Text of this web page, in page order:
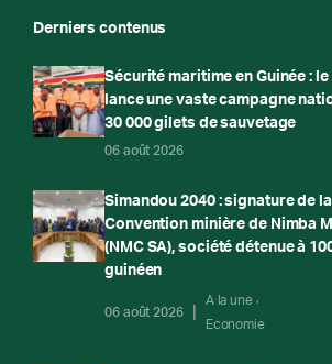
Derniers contenus
Sécurité maritime en Guinée :
lance une vaste campagne
30 000 gilets de sauvetage
06 août 2026
Simandou 2040 : signature de
Convention minière de Nimba
(NMC SA), société détenue à
guinéen
06 août 2026
A la une
Economie